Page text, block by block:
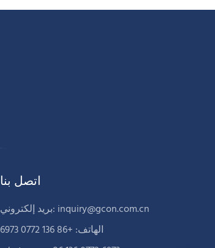
اتصل بنا
بريد إلكتروني: inquiry@gcon.com.cn
الهاتف: +86 136 0772 6973